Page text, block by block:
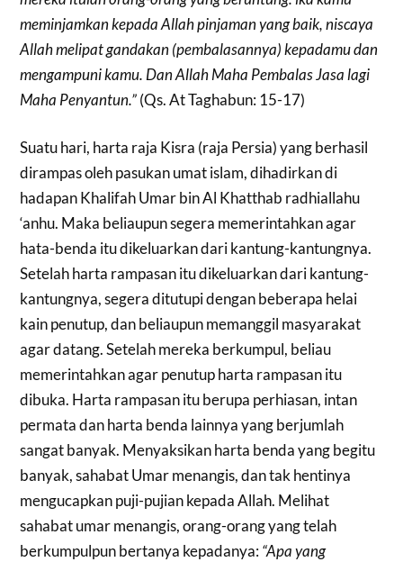
meminjamkan kepada Allah pinjaman yang baik, niscaya
Allah melipat gandakan (pembalasannya) kepadamu dan
mengampuni kamu. Dan Allah Maha Pembalas Jasa lagi
Maha Penyantun.”(Qs. At Taghabun: 15-17)
Suatu hari, harta raja Kisra (raja Persia) yang berhasil
dirampas oleh pasukan umat islam, dihadirkan di
hadapan Khalifah Umar bin Al Khatthab radhiallahu
‘anhu. Maka beliaupun segera memerintahkan agar
hata-benda itu dikeluarkan dari kantung-kantungnya.
Setelah harta rampasan itu dikeluarkan dari kantung-
kantungnya, segera ditutupi dengan beberapa helai
kain penutup, dan beliaupun memanggil masyarakat
agar datang. Setelah mereka berkumpul, beliau
memerintahkan agar penutup harta rampasan itu
dibuka. Harta rampasan itu berupa perhiasan, intan
permata dan harta benda lainnya yang berjumlah
sangat banyak. Menyaksikan harta benda yang begitu
banyak, sahabat Umar menangis, dan tak hentinya
mengucapkan puji-pujian kepada Allah. Melihat
sahabat umar menangis, orang-orang yang telah
berkumpulpun bertanya kepadanya:“Apa yang